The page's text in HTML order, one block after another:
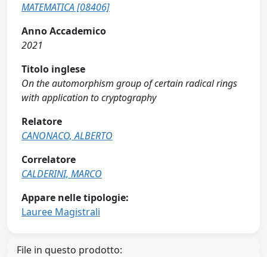
MATEMATICA [08406]
Anno Accademico
2021
Titolo inglese
On the automorphism group of certain radical rings
with application to cryptography
Relatore
CANONACO, ALBERTO
Correlatore
CALDERINI, MARCO
Appare nelle tipologie:
Lauree Magistrali
File in questo prodotto: